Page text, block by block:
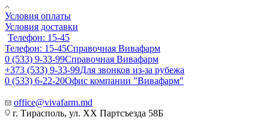
Условия оплаты
Условия доставки
Телефон: 15-45
Телефон: 15-45Справочная Вивафарм
0 (533) 9-33-99Справочная Вивафарм
+373 (533) 9-33-99Для звонков из-за рубежа
0 (533) 6-22-20Офис компании "Вивафарм"
office@vivafarm.md
г. Тирасполь, ул. ХХ Партсъезда 58Б